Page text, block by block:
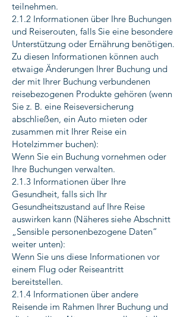
teilnehmen.
2.1.2 Informationen über Ihre Buchungen
und Reiserouten, falls Sie eine besondere
Unterstützung oder Ernährung benötigen.
Zu diesen Informationen können auch
etwaige Änderungen Ihrer Buchung und
der mit Ihrer Buchung verbundenen
reisebezogenen Produkte gehören (wenn
Sie z. B. eine Reiseversicherung
abschließen, ein Auto mieten oder
zusammen mit Ihrer Reise ein
Hotelzimmer buchen):
Wenn Sie ein Buchung vornehmen oder
Ihre Buchungen verwalten.
2.1.3 Informationen über Ihre
Gesundheit, falls sich Ihr
Gesundheitszustand auf Ihre Reise
auswirken kann (Näheres siehe Abschnitt
„Sensible personenbezogene Daten“
weiter unten):
Wenn Sie uns diese Informationen vor
einem Flug oder Reiseantritt
bereitstellen.
2.1.4 Informationen über andere
Reisende im Rahmen Ihrer Buchung und